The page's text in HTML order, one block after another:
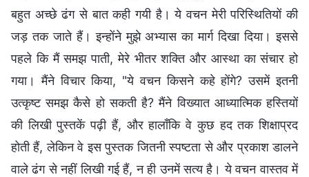
बहुत अच्छे ढंग से बात कही गयी है। ये वचन मेरी परिस्थितियों की
जड़ तक जाते हैं। इन्होंने मुझे अभ्यास का मार्ग दिखा दिया। इससे
पहले कि मैं समझ पाती, मेरे भीतर शक्ति और आस्था का संचार हो
गया। मैंने विचार किया, "ये वचन किसने कहे होंगे? उसमें इतनी
उत्कृष्ट समझ कैसे हो सकती है? मैंने विख्यात आध्यात्मिक हस्तियों
की लिखी पुस्तकें पढ़ी हैं, और हालाँकि वे कुछ हद तक शिक्षाप्रद
होती हैं, लेकिन वे इस पुस्तक जितनी स्पष्टता से और प्रकाश डालने
वाले ढंग से नहीं लिखी गई हैं, न ही उनमें सत्य है। ये वचन वास्तव में